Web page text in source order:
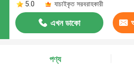
5.0
যাচাইকৃত সরবরাহকারী
এখন ডাকো
পণ্য